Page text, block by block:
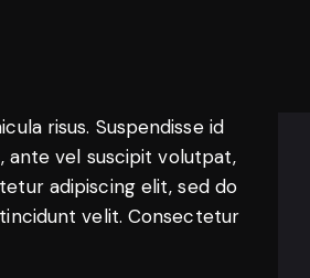
risus. Suspendisse id
ante vel suscipit volutpat,
adipiscing elit, sed do
velit. Consectetur